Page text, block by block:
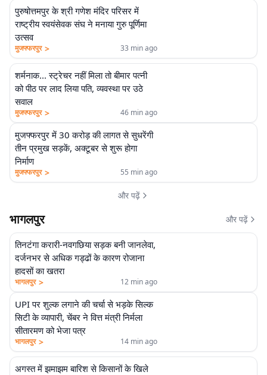
पुरुषोत्तमपुर के श्री गणेश मंदिर परिसर में
राष्ट्रीय स्वयंसेवक संघ ने मनाया गुरु पूर्णिमा
उत्सव
मुजफ्फरपुर > 33 min ago
शर्मनाक... स्ट्रेचर नहीं मिला तो बीमार पत्नी
को पीठ पर लाद लिया पति, व्यवस्था पर उठे
सवाल
मुजफ्फरपुर > 46 min ago
मुजफ्फरपुर में 30 करोड़ की लागत से सुधरेंगी
तीन प्रमुख सड़कें, अक्टूबर से शुरू होगा
निर्माण
मुजफ्फरपुर > 55 min ago
और पढ़ें
भागलपुर और पढ़ें
तिनटंगा करारी-नवगछिया सड़क बनी जानलेवा,
दर्जनभर से अधिक गड्ढों के कारण रोजाना
हादसों का खतरा
भागलपुर > 12 min ago
UPI पर शुल्क लगाने की चर्चा से भड़के सिल्क
सिटी के व्यापारी, चेंबर ने वित्त मंत्री निर्मला
सीतारमण को भेजा पत्र
भागलपुर > 14 min ago
अगस्त में झमाझम बारिश से किसानों के खिले